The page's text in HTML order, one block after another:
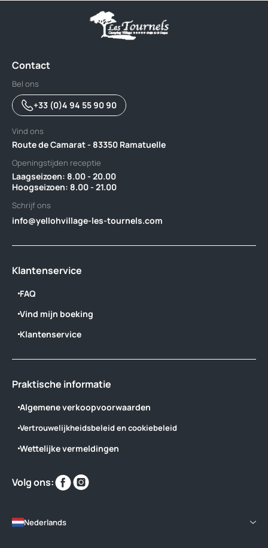
Contact
Bel ons
+33 (0)4 94 55 90 90
Vind ons
Route de Camarat - 83350 Ramatuelle
Openingstijden receptie
Laagseizoen: 8.00 - 20.00‎ ‎ ‎ ‎ ‎ ‎ ‎ ‎ ‎ ‎ ‎ ‎ ‎ ‎ ‎ ‎ ‎ ‎ ‎ ‎ ‎ ‎ ‎ ‎ ‎ ‎ ‎ ‎ ‎ ‎ ‎ ‎ ‎ ‎ ‎ ‎ ‎ ‎ ‎ ‎ ‎ ‎ ‎ ‎ ‎ ‎ ‎ ‎ ‎ ‎ ‎ ‎ ‎
Hoogseizoen: 8.00 - 21.00
Schrijf ons
info@yellohvillage-les-tournels.com
Klantenservice
FAQ
Vind mijn boeking
Klantenservice
Praktische informatie
Algemene verkoopvoorwaarden
Vertrouwelijkheidsbeleid en cookiebeleid
Wettelijke vermeldingen
Volg ons:
Vind
ons
Nederlands